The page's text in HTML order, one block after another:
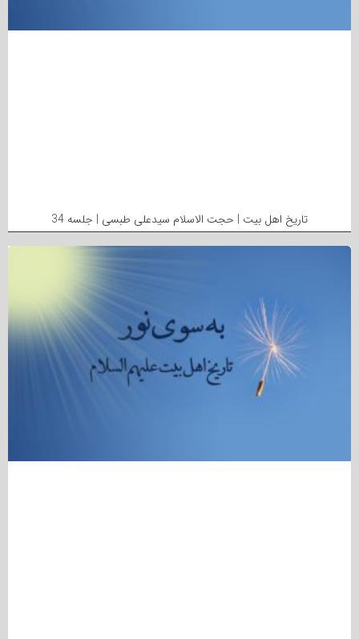
تاریخ اهل بیت | حجت الاسلام سیدعلی طبسی | جلسه 34